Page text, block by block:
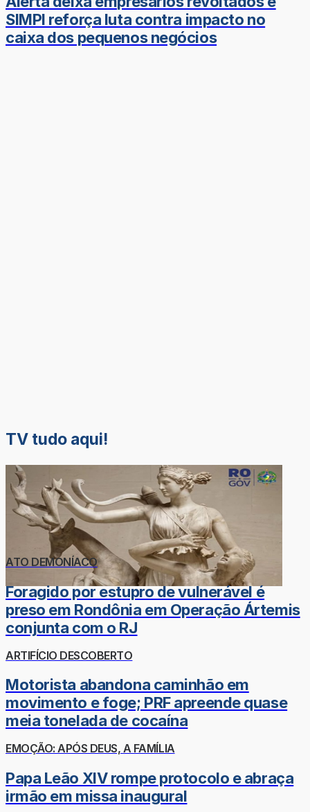
SIMPI reforça luta contra impacto no
caixa dos pequenos negócios
TV tudo aqui!
ATO DEMONÍACO
Foragido por estupro de vulnerável é
preso em Rondônia em Operação Ártemis
conjunta com o RJ
ARTIFÍCIO DESCOBERTO
Motorista abandona caminhão em
movimento e foge; PRF apreende quase
meia tonelada de cocaína
EMOÇÃO: APÓS DEUS, A FAMÍLIA
Papa Leão XIV rompe protocolo e abraça
irmão em missa inaugural